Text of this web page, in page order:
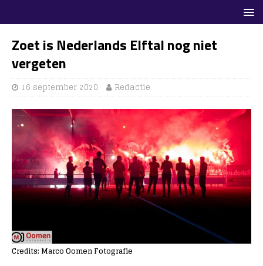
Zoet is Nederlands Elftal nog niet
vergeten
16 september 2020 Redactie
Credits: Marco Oomen Fotografie